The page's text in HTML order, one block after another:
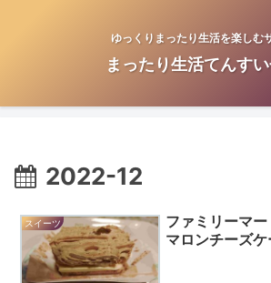
ゆっくりまったり生活を楽しむ
まったり生活てんす
2022-12
スイーツ
ファミリーマ
マロンチーズ